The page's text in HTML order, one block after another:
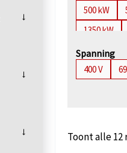
→
→
→
500 kW
1350 kW
2650 kW
4100 kW
Spanning
400 V
Toont alle